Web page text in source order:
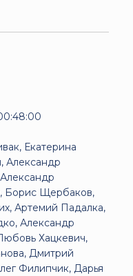
Екатерина
Александр
Борис Щербаков,
Артемий Падалка,
Александр
Хацкевич,
Дмитрий
Филипчик, Дарья